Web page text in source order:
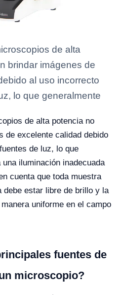
de alta
brindar imágenes de
al uso incorrecto
lo que generalmente
de alta potencia no
de excelente calidad debido
de luz, lo que
iluminación inadecuada
cuenta que toda muestra
debe estar libre de brillo y la
uniforme en el campo
fuentes de
microscopio?